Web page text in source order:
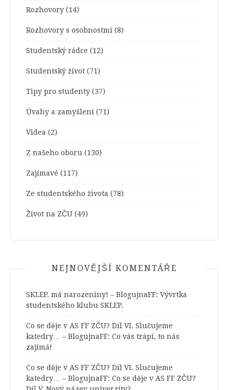
Rozhovory (14)
Rozhovory s osobnostmi (8)
Studentský rádce (12)
Studentský život (71)
Tipy pro studenty (37)
Úvahy a zamyšlení (71)
Videa (2)
Z našeho oboru (130)
Zajímavé (117)
Ze studentského života (78)
Život na ZČU (49)
NEJNOVĚJŠÍ KOMENTÁŘE
SKLEP. má narozeniny! – BlogujnaFF: Vývrtka
studentského klubu SKLEP.
Co se děje v AS FF ZČU? Díl VI. Slučujeme
katedry… – BlogujnaFF: Co vás trápí, to nás
zajímá!
Co se děje v AS FF ZČU? Díl VI. Slučujeme
katedry… – BlogujnaFF: Co se děje v AS FF ZČU?